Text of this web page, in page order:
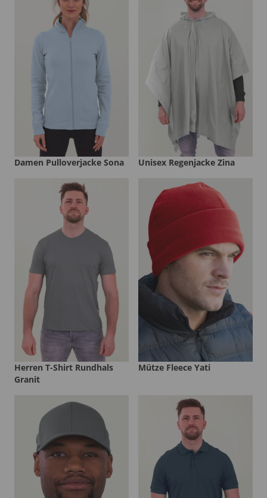
Damen Pulloverjacke Sona Unisex Regenjacke Zina
Herren T-Shirt Rundhals
Granit
Mütze Fleece Yati